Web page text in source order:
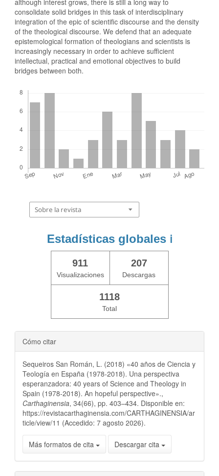
although interest grows, there is still a long way to
consolidate solid bridges in this task of interdisciplinary
integration of the epic of scientific discourse and the density
of the theological discourse. We defend that an adequate
epistemological formation of theologians and scientists is
increasingly necessary in order to achieve sufficient
intellectual, practical and emotional objectives to build
bridges between both.
Sobre la revista
Estadísticas globales ℹ️
911
Visualizaciones
207
Descargas
1118
Total
Cómo citar
Sequeiros San Román, L. (2018) «40 años de Ciencia y
Teología en España (1978-2018). Una perspectiva
esperanzadora: 40 years of Science and Theology in
Spain (1978-2018). An hopeful perspective».,
Carthaginensia, 34(66), pp. 403–434. Disponible en:
https://revistacarthaginensia.com/CARTHAGINENSIA/ar
ticle/view/11 (Accedido: 7 agosto 2026).
Más formatos de cita Descargar cita